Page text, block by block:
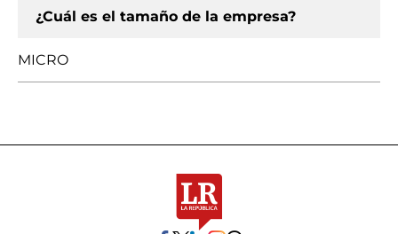
¿Cuál es el tamaño de la empresa?
MICRO